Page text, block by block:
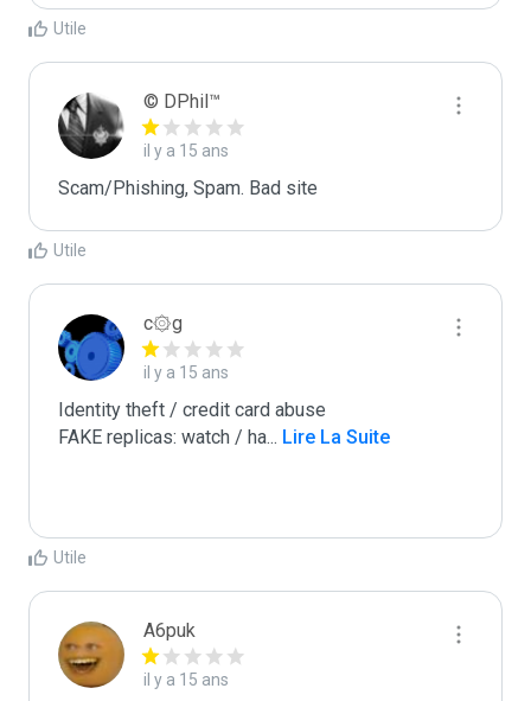
Utile
© DPhil™
il y a 15 ans
Scam/Phishing, Spam. Bad site
Utile
c۞g
il y a 15 ans
Identity theft / credit card abuse
FAKE replicas: watch / ha... Lire La Suite
Utile
A6puk
il y a 15 ans